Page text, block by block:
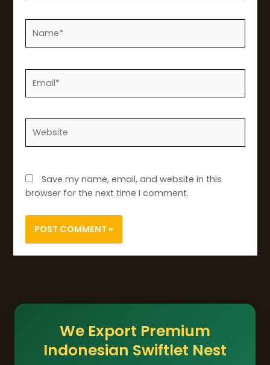
Save my name, email, and website in this
browser for the next time I comment.
We Export Premium
Indonesian Swiftlet Nest